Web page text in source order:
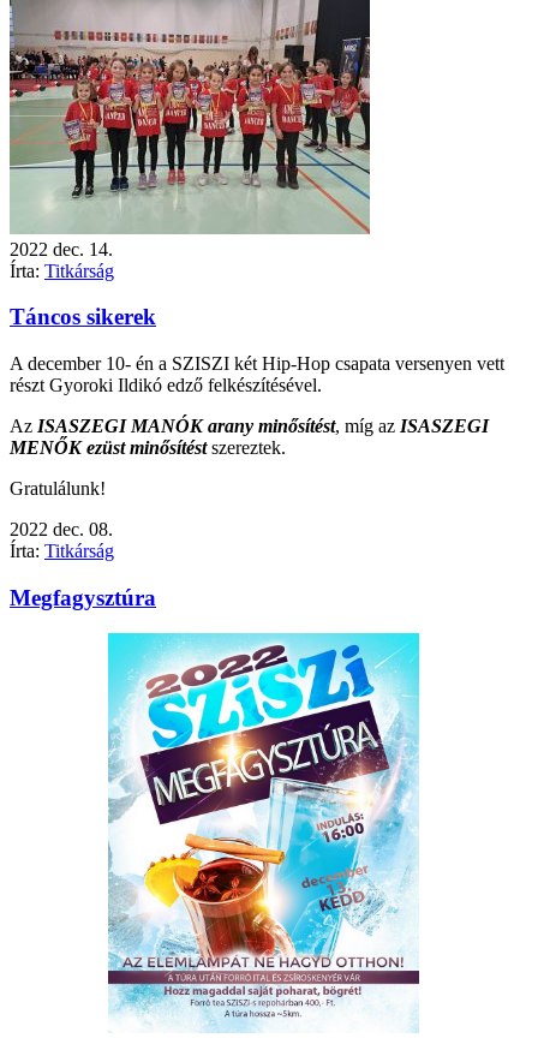
2022 dec. 14.
Írta: Titkárság
Táncos sikerek
A december 10- én a SZISZI két Hip-Hop csapata versenyen vett
részt Gyoroki Ildikó edző felkészítésével.
Az ISASZEGI MANÓK arany minősítést, míg az ISASZEGI
MENŐK ezüst minősítéstszereztek.
Gratulálunk!
2022 dec. 08.
Írta: Titkárság
Megfagysztúra